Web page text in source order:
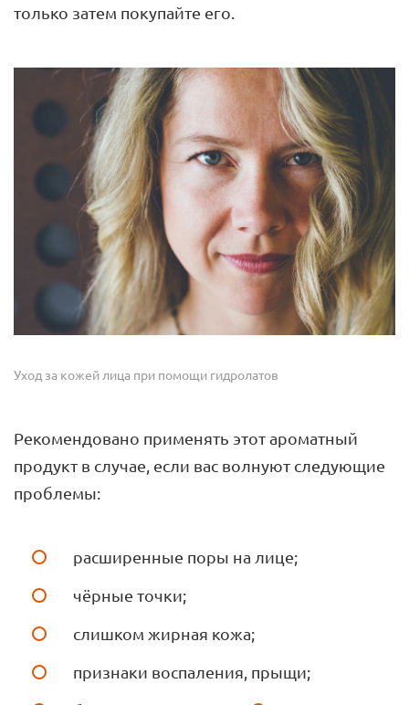
только затем покупайте его.
Уход за кожей лица при помощи гидролатов
Рекомендовано применять этот ароматный
продукт в случае, если вас волнуют следующие
проблемы:
расширенные поры на лице;
чёрные точки;
слишком жирная кожа;
признаки воспаления, прыщи;